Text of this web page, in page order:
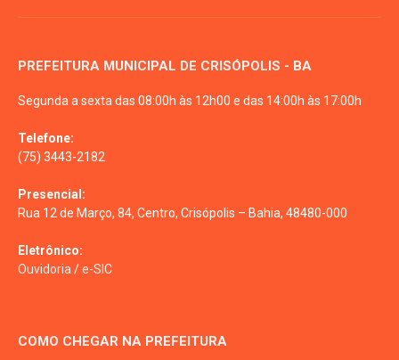
PREFEITURA MUNICIPAL DE CRISÓPOLIS - BA
Segunda a sexta das 08:00h às 12h00 e das 14:00h às 17:00h
Telefone:
(75) 3443-2182
Presencial:
Rua 12 de Março, 84, Centro, Crisópolis – Bahia, 48480-000
Eletrônico:
Ouvidoria /e-SIC
COMO CHEGAR NA PREFEITURA